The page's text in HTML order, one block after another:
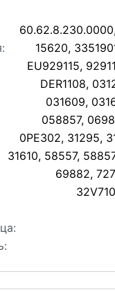
15620,
EU929115,
DER1108,
031609,
058857,
0PE302, 31295,
31610, 58557,
69882,